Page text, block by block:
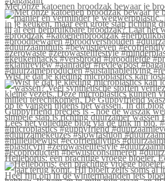
Met onze katoenen broodzak bewaar je
Wist je dat je kleding microplastics kan
Helleborus: een prachtige vroege bloeier.